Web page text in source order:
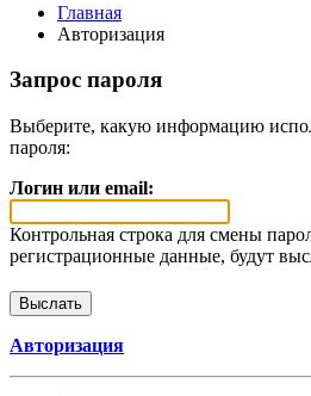
Главная
Авторизация
Запрос пароля
Выберите, какую информацию
пароля:
Логин или email:
Контрольная строка для смены
регистрационные данные, будут
Авторизация